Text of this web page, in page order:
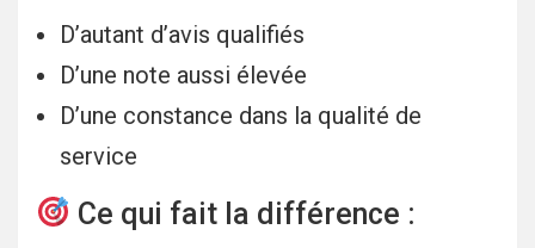
D’autant d’avis qualifiés
D’une note aussi élevée
D’une constance dans la qualité de
service
Ce qui fait la différence :